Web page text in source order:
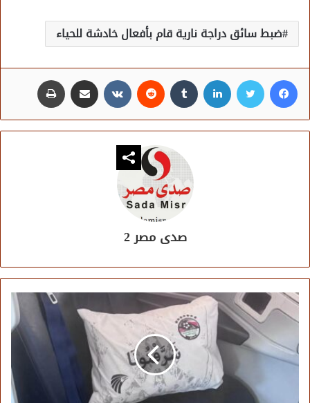
ضبط سائق دراجة نارية قام بأفعال خادشة للحياء
فيسبوك تويتر لينكدإن مشاركة عبر البريد
صدى مصر 2